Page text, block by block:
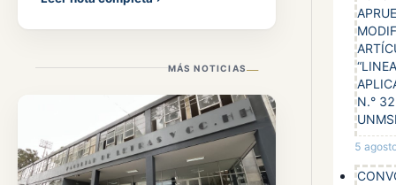
MÁS NOTICIAS—
N.°
5